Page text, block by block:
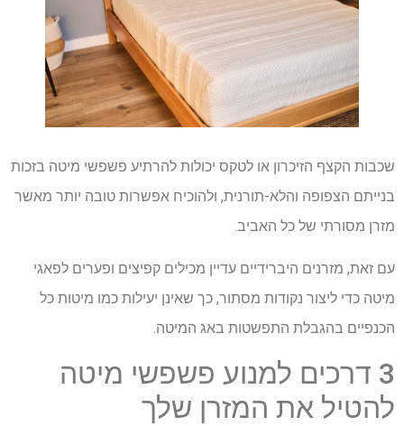
שכבות הקצף הזיכרון או לטקס יכולות להרתיע פשפשי מיטה בזכות
בנייתם ​​הצפופה והלא-תורנית, ולהוכיח אפשרות טובה יותר מאשר
מזרן מסורתי של כל האביב.
עם זאת, מזרנים היברידיים עדיין מכילים קפיצים ופערים לפאגי
מיטה כדי ליצור נקודות מסתור, כך שאינן יעילות כמו מיטות כל
הכנפיים בהגבלת התפשטות באג המיטה.
3 דרכים למנוע פשפשי מיטה
להטיל את המזרן שלך